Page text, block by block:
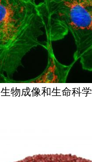
生物成像和生命科学